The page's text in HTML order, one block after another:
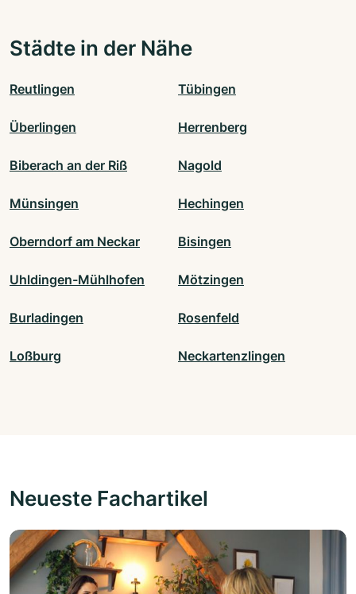
Städte in der Nähe
Reutlingen Tübingen
Überlingen Herrenberg
Biberach an der Riß Nagold
Münsingen Hechingen
Oberndorf am Neckar Bisingen
Uhldingen-Mühlhofen Mötzingen
Burladingen Rosenfeld
Loßburg Neckartenzlingen
Neueste Fachartikel